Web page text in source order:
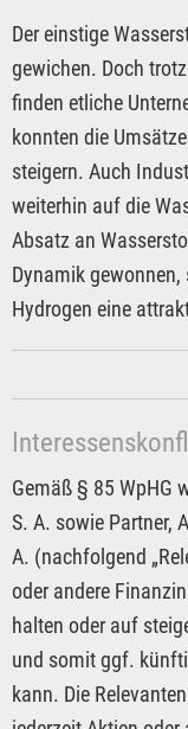
Der einstige
gewichen. Doch
finden etliche
konnten die
steigern. Auch
weiterhin auf die
Absatz an
Dynamik
Hydrogen eine
Gemäß § 85 WpHG
S. A. sowie Partner,
A. (nachfolgend
oder andere
halten oder auf
und somit ggf.
kann. Die